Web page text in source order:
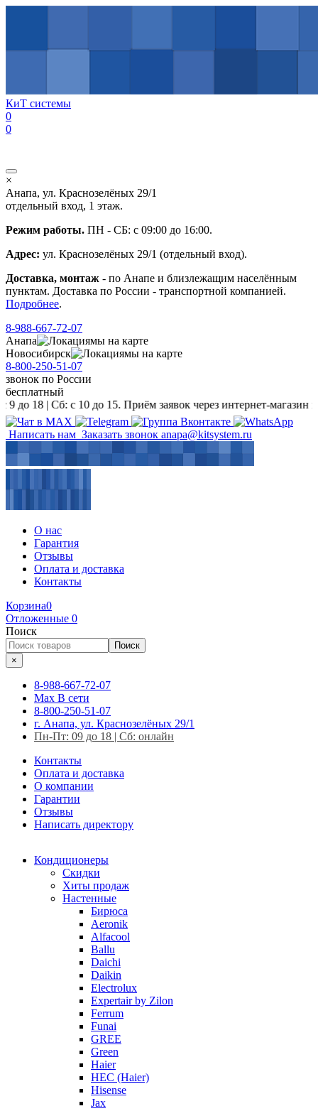
КиТ системы
0
0
×
Анапа, ул. Краснозелёных 29/1
отдельный вход, 1 этаж.
Режим работы. ПН - СБ: с 09:00 до 16:00.
Адрес: ул. Краснозелёных 29/1 (отдельный вход).
Доставка, монтаж - по Анапе и близлежащим населённым
пунктам. Доставка по России - транспортной компанией.
Подробнее.
8-988-667-72-07
Анапа
мы на карте
Новосибирск
мы на карте
8-800-250-51-07
звонок по России
бесплатный
с 10 до 15. Приём заявок через интернет-магазин и на e-
Написать нам Заказать звонок anapa@kitsystem.ru
О нас
Гарантия
Отзывы
Оплата и доставка
Контакты
Корзина0
Отложенные 0
Поиск
Поиск
×
8-988-667-72-07
Max В сети
8-800-250-51-07
г. Анапа, ул. Краснозелёных 29/1
Пн-Пт: 09 до 18 | Сб: онлайн
Контакты
Оплата и доставка
О компании
Гарантии
Отзывы
Написать директору
Кондиционеры
Скидки
Хиты продаж
Настенные
Бирюса
Aeronik
Alfacool
Ballu
Daichi
Daikin
Electrolux
Expertair by Zilon
Ferrum
Funai
GREE
Green
Haier
HEC (Haier)
Hisense
Jax